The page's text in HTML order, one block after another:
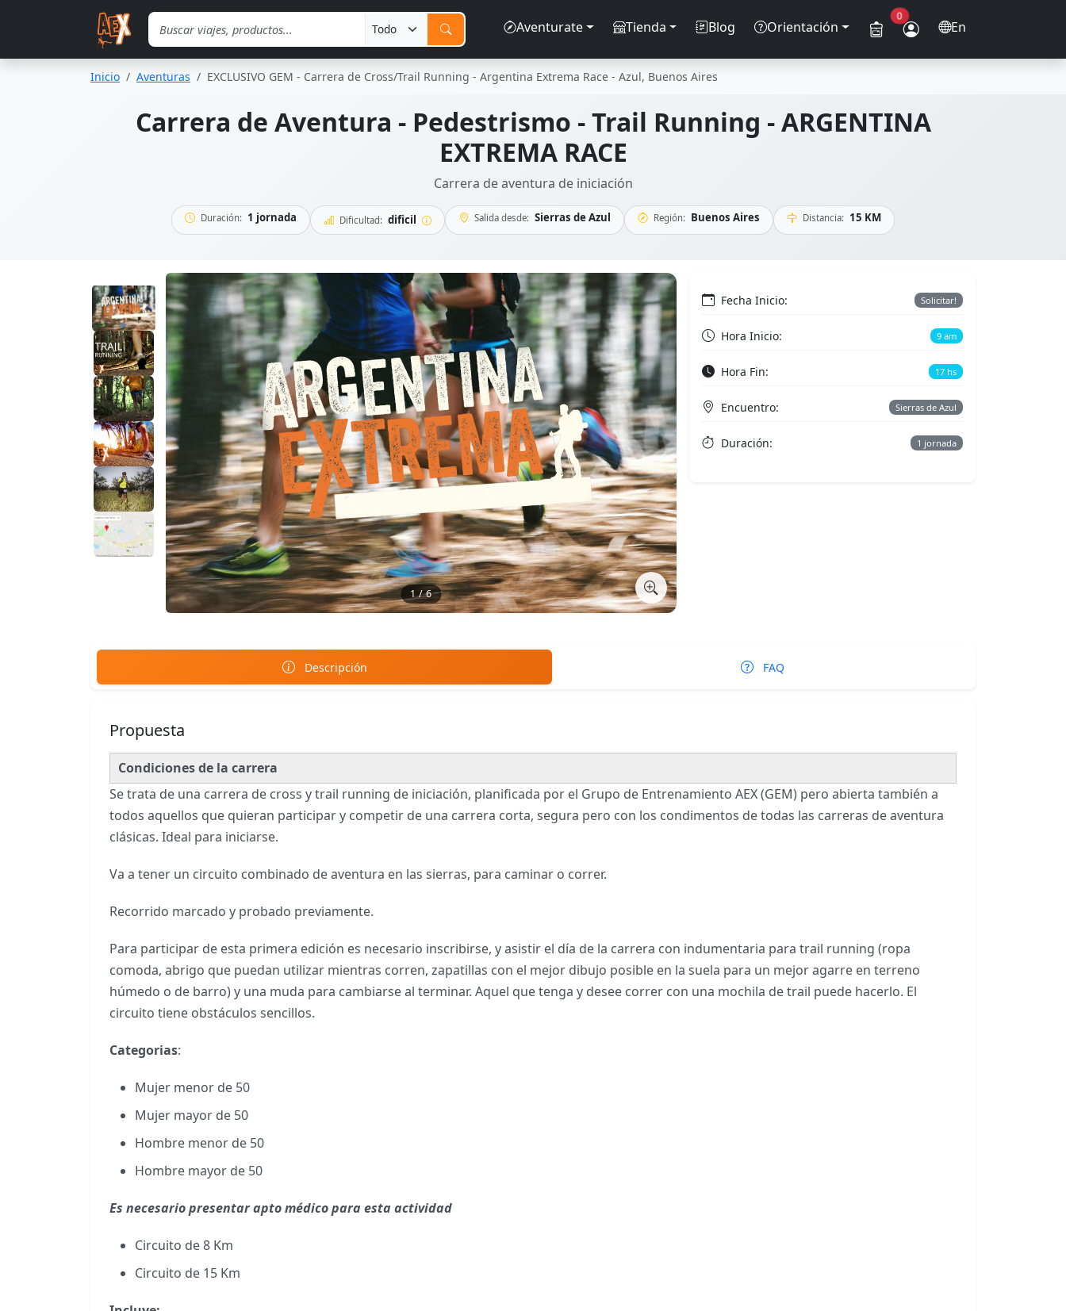
Saltar al contenido principal
Aventurate
Tienda Blog Orientación
0
En
Inicio Aventuras EXCLUSIVO GEM - Carrera de Cross/Trail Running - Argentina Extrema Race - Azul, Buenos Aires
Carrera de Aventura - Pedestrismo - Trail Running - ARGENTINA
EXTREMA RACE
Carrera de aventura de iniciación
Duración: 1 jornada Dificultad: dificil Salida desde: Sierras de Azul Región: Buenos Aires Distancia: 15 KM
1 / 6
Fecha Inicio: Solicitar!
Hora Inicio: 9 am
Hora Fin: 17 hs
Encuentro: Sierras de Azul
Duración: 1 jornada
Descripción FAQ
Propuesta
Condiciones de la carrera
Se trata de una carrera de cross y trail running de iniciación, planificada por el Grupo de Entrenamiento AEX (GEM) pero abierta también a
todos aquellos que quieran participar y competir de una carrera corta, segura pero con los condimentos de todas las carreras de aventura
clásicas. Ideal para iniciarse.
Va a tener un circuito combinado de aventura en las sierras, para caminar o correr.
Recorrido marcado y probado previamente.
Para participar de esta primera edición es necesario inscribirse, y asistir el día de la carrera con indumentaria para trail running (ropa
comoda, abrigo que puedan utilizar mientras corren, zapatillas con el mejor dibujo posible en la suela para un mejor agarre en terreno
húmedo o de barro) y una muda para cambiarse al terminar. Aquel que tenga y desee correr con una mochila de trail puede hacerlo. El
circuito tiene obstáculos sencillos.
Categorias:
Mujer menor de 50
Mujer mayor de 50
Hombre menor de 50
Hombre mayor de 50
Es necesario presentar apto médico para esta actividad
Circuito de 8 Km
Circuito de 15 Km